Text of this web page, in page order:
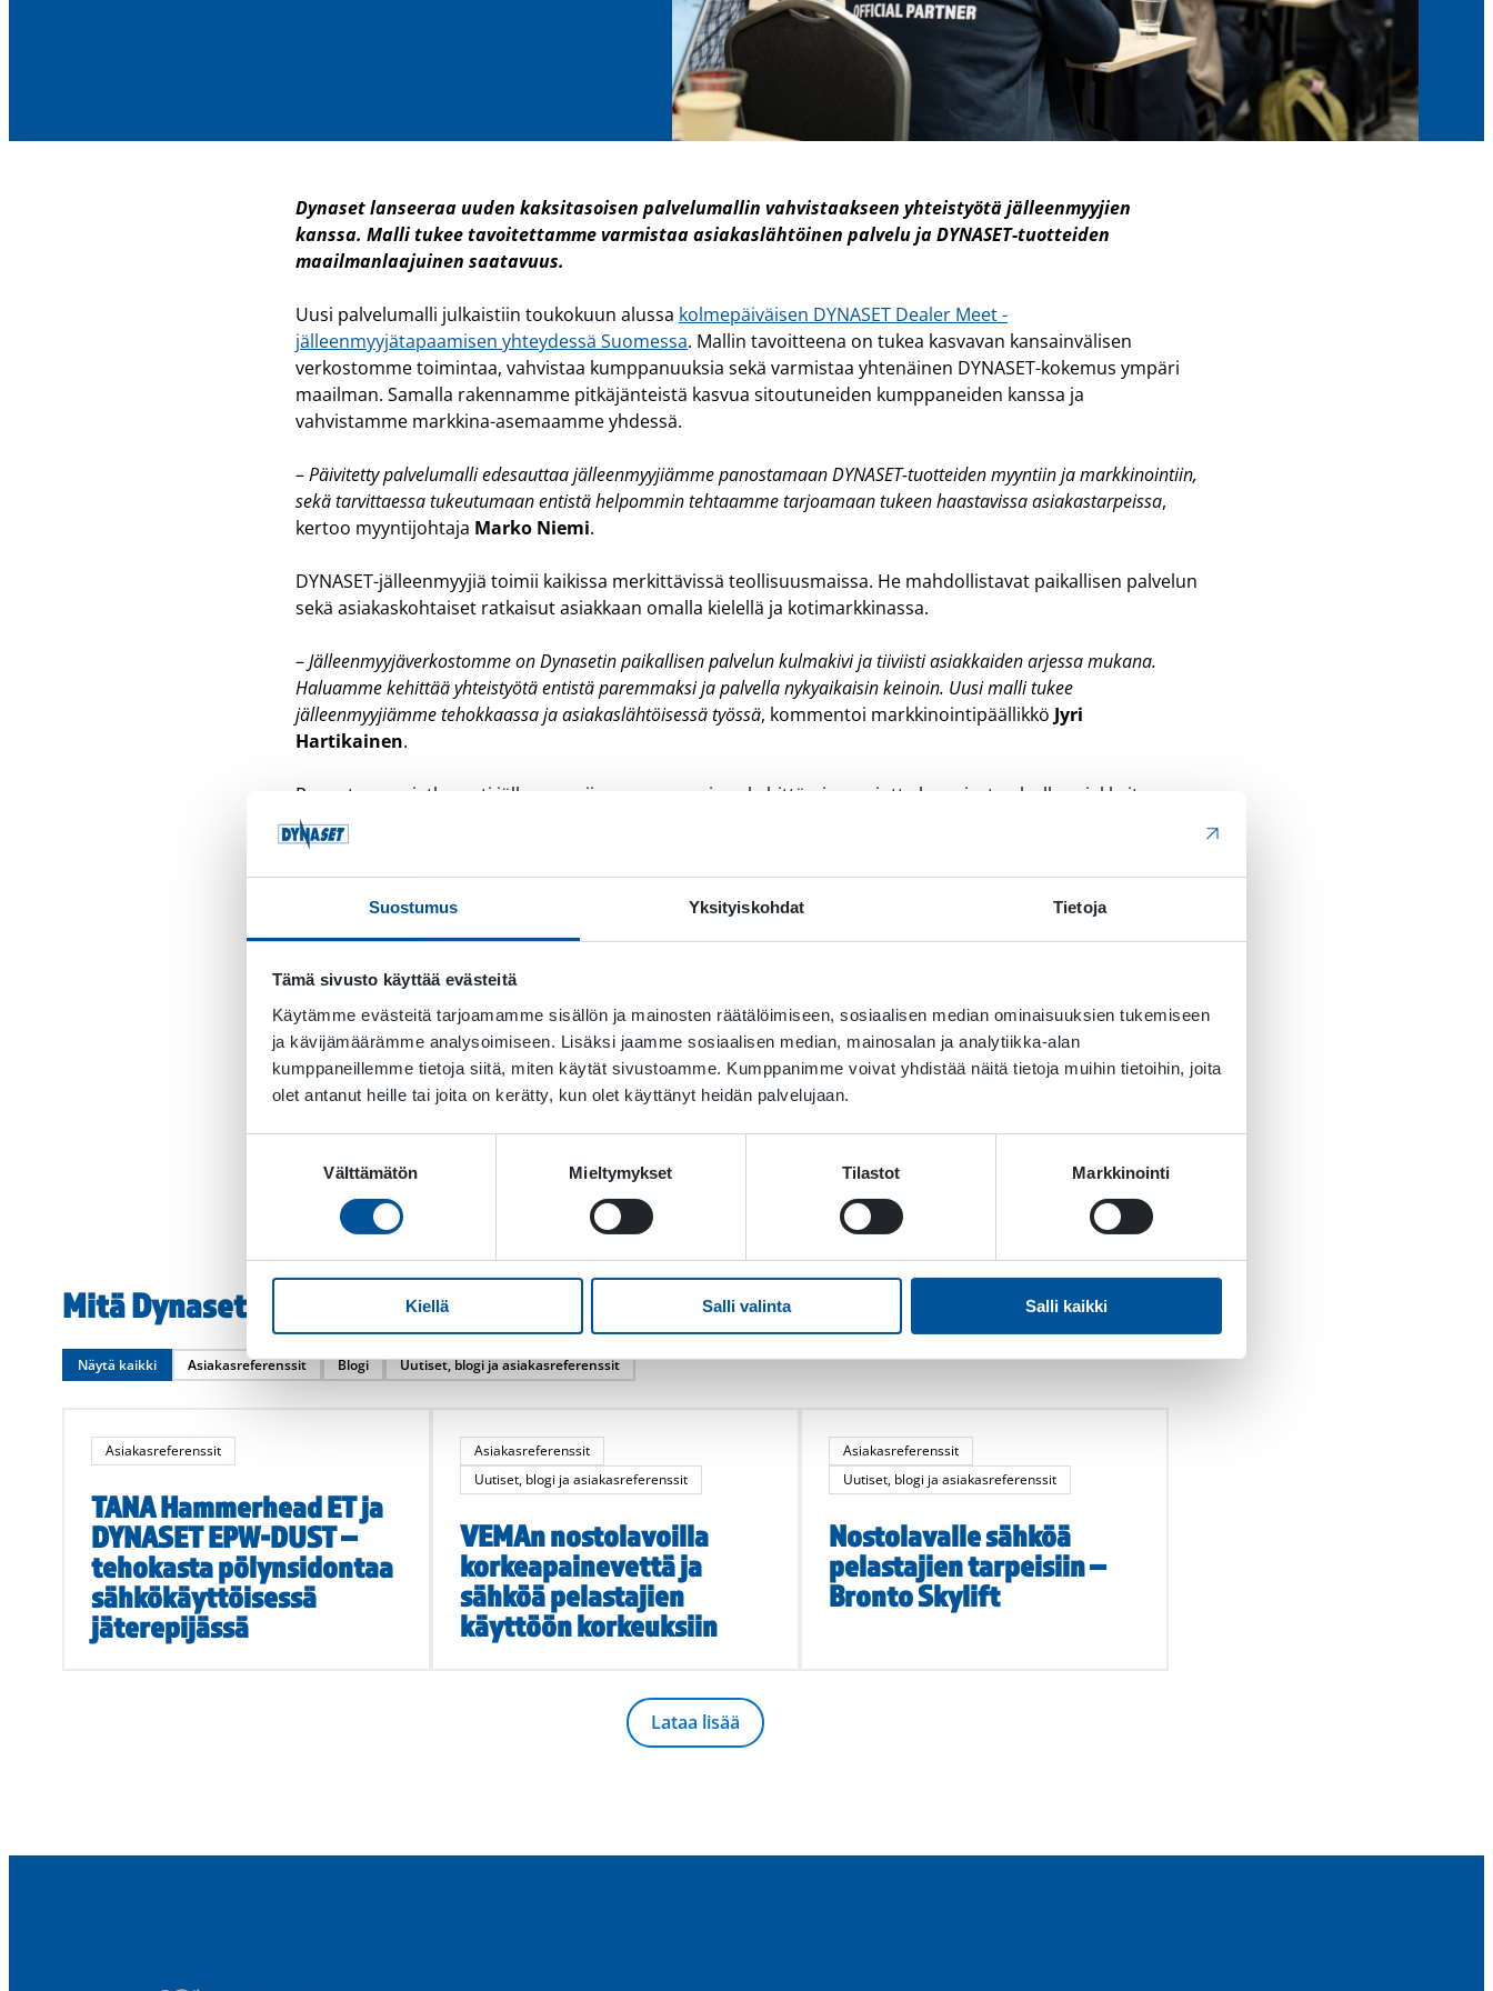
Suostumus Yksityiskohdat Tietoja
Tämä sivusto käyttää evästeitä
Käytämme evästeitä tarjoamamme sisällön ja mainosten räätälöimiseen, sosiaalisen median ominaisuuksien tukemiseen
ja kävijämäärämme analysoimiseen. Lisäksi jaamme sosiaalisen median, mainosalan ja analytiikka-alan
kumppaneillemme tietoja siitä, miten käytät sivustoamme. Kumppanimme voivat yhdistää näitä tietoja muihin tietoihin, joita
olet antanut heille tai joita on kerätty, kun olet käyttänyt heidän palvelujaan.
Välttämätön Mieltymykset Tilastot Markkinointi
Kiellä Salli valinta Salli kaikki
Dynaset lanseeraa uuden kaksitasoisen palvelumallin vahvistaakseen yhteistyötä jälleenmyyjien
kanssa. Malli tukee tavoitettamme varmistaa asiakaslähtöinen palvelu ja DYNASET-tuotteiden
maailmanlaajuinen saatavuus.
Uusi palvelumalli julkaistiin toukokuun alussa kolmepäiväisen DYNASET Dealer Meet -
jälleenmyyjätapaamisen yhteydessä Suomessa. Mallin tavoitteena on tukea kasvavan kansainvälisen
verkostomme toimintaa, vahvistaa kumppanuuksia sekä varmistaa yhtenäinen DYNASET-kokemus ympäri
maailman. Samalla rakennamme pitkäjänteistä kasvua sitoutuneiden kumppaneiden kanssa ja
vahvistamme markkina-asemaamme yhdessä.
–Päivitetty palvelumalli edesauttaa jälleenmyyjiämme panostamaan DYNASET-tuotteiden myyntiin ja markkinointiin,
sekä tarvittaessa tukeutumaan entistä helpommin tehtaamme tarjoamaan tukeen haastavissa asiakastarpeissa,
kertoo myyntijohtaja Marko Niemi.
DYNASET-jälleenmyyjiä toimii kaikissa merkittävissä teollisuusmaissa. He mahdollistavat paikallisen palvelun
sekä asiakaskohtaiset ratkaisut asiakkaan omalla kielellä ja kotimarkkinassa.
–Jälleenmyyjäverkostomme on Dynasetin paikallisen palvelun kulmakivi ja tiiviisti asiakkaiden arjessa mukana.
Haluamme kehittää yhteistyötä entistä paremmaksi ja palvella nykyaikaisin keinoin. Uusi malli tukee
jälleenmyyjiämme tehokkaassa ja asiakaslähtöisessä työssä, kommentoi markkinointipäällikkö Jyri
Hartikainen.
Panostamme jatkuvasti jälleenmyyjiemme osaamisen kehittämiseen, jotta he voivat palvella asiakkaitaan
parhaalla mahdollisella tavalla. Palvelumallissa on kiinnitetty erityistä huomiota osaamisen vahvistamiseen
sekä uusien jälleenmyyjien systemaattiseen perehdyttämiseen.
Tiedon jakamisen tueksi otimme alkuvuodesta käyttöön uuden jälleenmyyjäportaalin. Se varmistaa
–Uusi portaali parantaa materiaalien saatavuutta ja tehostaa tiedonkulkua. Se kulkee mukana
asiakaskohtaamisissa mahdollistaen, että ajantasaista materiaalia on aina saatavilla ja jaettavissa myös
loppuasiakkaille, kertoo portaalihankkeen vastuuhenkilö, markkinointi- ja viestintäasiantuntijaTuila Mattila
Vahva jälleenmyyjäyhteistyö on kestävän kasvun perusta. Uuden jälleenmyyjämallin avulla rakennamme
tavoite toimia koneesi parhaana kumppanina.
Mitä Dynasetilla tapahtuu?
Näytä kaikki Asiakasreferenssit Blogi Uutiset, blogi ja asiakasreferenssit
Asiakasreferenssit
TANA Hammerhead ET ja
DYNASET EPW-DUST –
tehokasta pölynsidontaa
sähkökäyttöisessä
jäterepijässä
Asiakasreferenssit
Uutiset, blogi ja asiakasreferenssit
VEMAn nostolavoilla
korkeapainevettä ja
sähköä pelastajien
käyttöön korkeuksiin
Asiakasreferenssit
Uutiset, blogi ja asiakasreferenssit
Nostolavalle sähköä
pelastajien tarpeisiin –
Bronto Skylift
Lataa lisää